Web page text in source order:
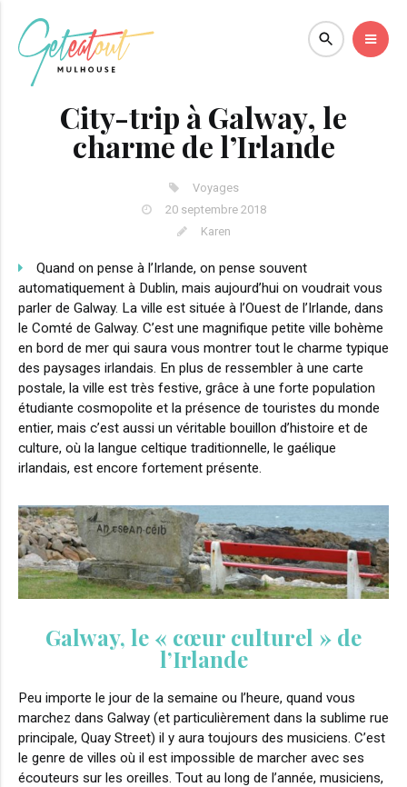
City-trip à Galway, le
charme de l’Irlande
Voyages
20 septembre 2018
Karen
Quand on pense à l’Irlande, on pense souvent
automatiquement à Dublin, mais aujourd’hui on voudrait vous
parler de Galway. La ville est située à l’Ouest de l’Irlande, dans
le Comté de Galway. C’est une magnifique petite ville bohème
en bord de mer qui saura vous montrer tout le charme typique
des paysages irlandais. En plus de ressembler à une carte
postale, la ville est très festive, grâce à une forte population
étudiante cosmopolite et la présence de touristes du monde
entier, mais c’est aussi un véritable bouillon d’histoire et de
culture, où la langue celtique traditionnelle, le gaélique
irlandais, est encore fortement présente.
Galway, le « cœur culturel » de
l’Irlande
Peu importe le jour de la semaine ou l’heure, quand vous
marchez dans Galway (et particulièrement dans la sublime rue
principale, Quay Street) il y aura toujours des musiciens. C’est
le genre de villes où il est impossible de marcher avec ses
écouteurs sur les oreilles. Tout au long de l’année, musiciens,